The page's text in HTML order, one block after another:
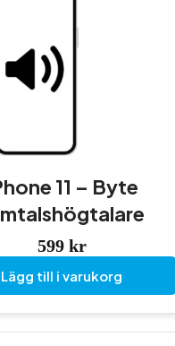
11 – Byte
599 kr
Lägg till i varukorg